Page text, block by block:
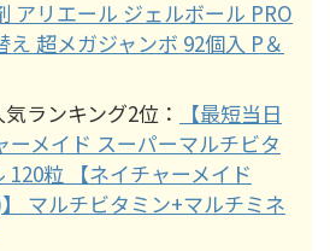
アリエール ジェルボール PRO
え 超メガジャンボ 92個入 P＆
ランキング2位：
【最短当日
ーメイド スーパーマルチビタ
120粒 【ネイチャーメイド
マルチビタミン+マルチミネ